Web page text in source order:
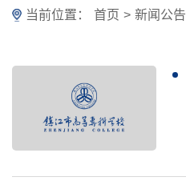
当前位置： 首页 > 新闻公告